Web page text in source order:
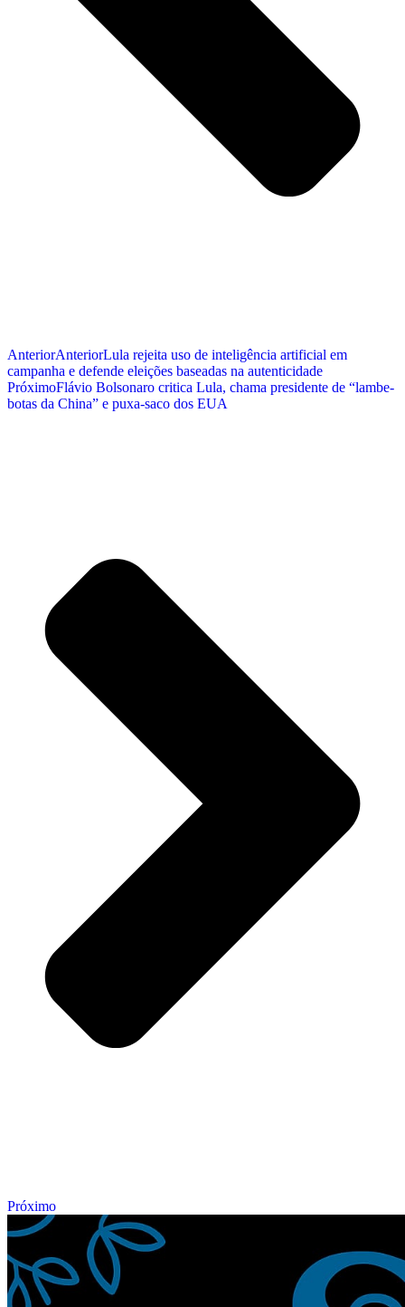
AnteriorAnteriorLula rejeita uso de inteligência artificial em
campanha e defende eleições baseadas na autenticidade
PróximoFlávio Bolsonaro critica Lula, chama presidente de “lambe-
botas da China” e puxa-saco dos EUA
Próximo